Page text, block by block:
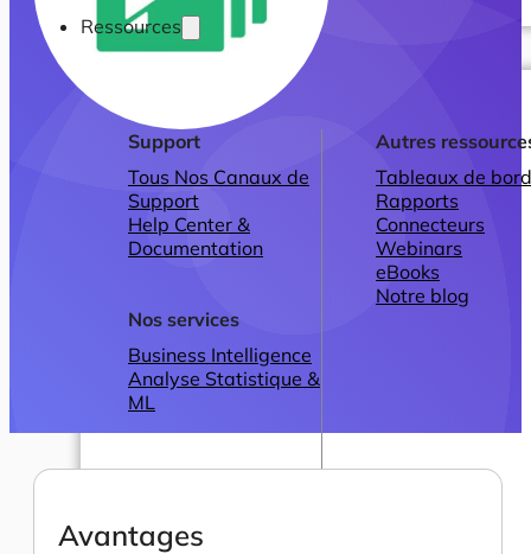
Ressources
Support
Tous Nos Canaux de
Support
Help Center &
Documentation
Nos services
Business Intelligence
Analyse Statistique &
ML
Autres
Tableaux de
Rapports
Connecteurs
Webinars
eBooks
Notre blog
Avantages